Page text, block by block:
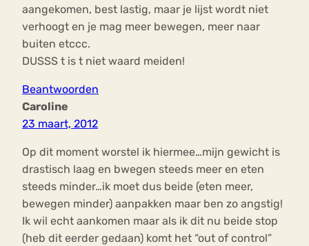
aangekomen, best lastig, maar je lijst wordt niet
verhoogt en je mag meer bewegen, meer naar
buiten etccc.
DUSSS t is t niet waard meiden!
Beantwoorden
Caroline
23 maart, 2012
Op dit moment worstel ik hiermee…mijn gewicht is
drastisch laag en bwegen steeds meer en eten
steeds minder…ik moet dus beide (eten meer,
bewegen minder) aanpakken maar ben zo angstig!
Ik wil echt aankomen maar als ik dit nu beide stop
(heb dit eerder gedaan) komt het “out of control”